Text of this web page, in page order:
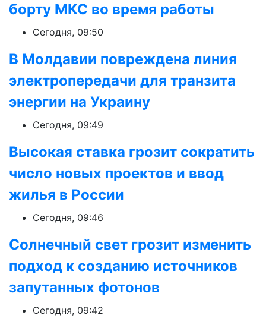
борту МКС во время работы
Сегодня, 09:50
В Молдавии повреждена линия
электропередачи для транзита
энергии на Украину
Сегодня, 09:49
Высокая ставка грозит сократить
число новых проектов и ввод
жилья в России
Сегодня, 09:46
Солнечный свет грозит изменить
подход к созданию источников
запутанных фотонов
Сегодня, 09:42